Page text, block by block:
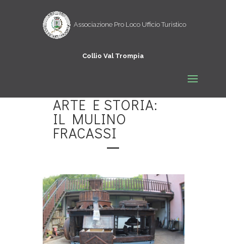
ARTE E STORIA:
IL MULINO
FRACASSI